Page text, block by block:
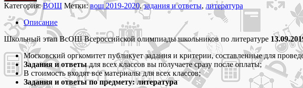
товара
Задания
и
ответы
по
литературе
школьного
этапа
олимпиады
ВсОШ
Категория:ВОШ Метки:вош 2019-2020,задания и ответы, литература
Описание
Школьный этап ВсОШ Всероссийской олимпиады школьников по литературе
Московский оргкомитет публикует задания и критерии, составленные для
Задания и ответыдля всех классов вы получаете сразу после оплаты;
В стоимость входят все материалы для всех классов;
Задания и ответы по предмету: литература